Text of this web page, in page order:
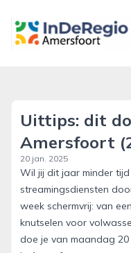
inderegioamersfoort.nl
Uittips: dit
Amersfoort
20 jan. 2025
Wil jij dit jaar minder
streamingsdiensten
week schermvrij: van
knutselen voor
doe je van maandag